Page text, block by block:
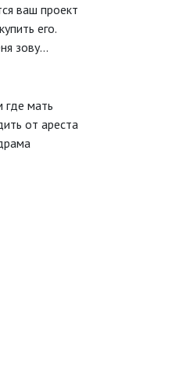
ваш проект
его.
зову...
где мать
от ареста